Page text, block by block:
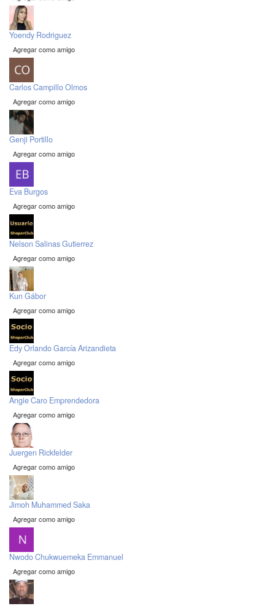
Yoendy Rodriguez
Agregar como amigo
Carlos Campillo Olmos
Agregar como amigo
Genji Portillo
Agregar como amigo
Eva Burgos
Agregar como amigo
Nelson Salinas Gutierrez
Agregar como amigo
Kun Gábor
Agregar como amigo
Edy Orlando García Arizandieta
Agregar como amigo
Angie Caro Emprendedora
Agregar como amigo
Juergen Rickfelder
Agregar como amigo
Jimoh Muhammed Saka
Agregar como amigo
Nwodo Chukwuemeka Emmanuel
Agregar como amigo